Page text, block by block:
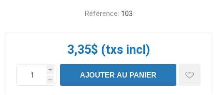
Référence: 103
3,35$ (txs incl)
i
h